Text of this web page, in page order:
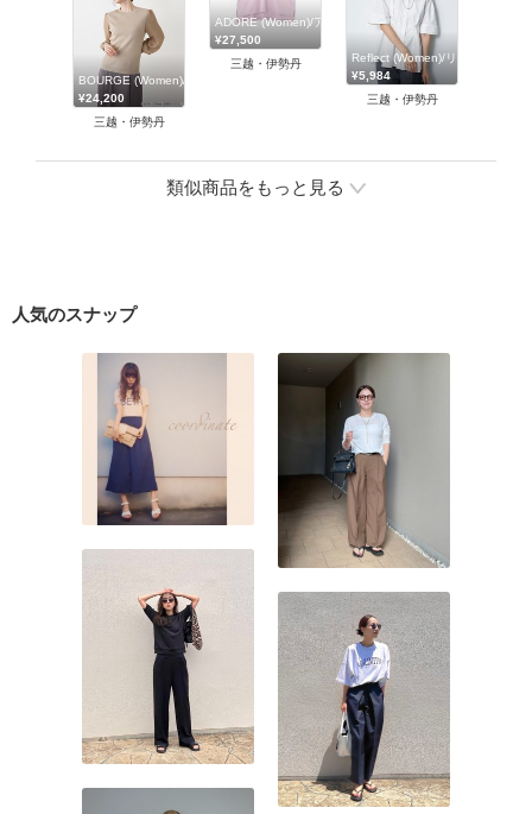
ADORE (Women)/アドーア
¥27,500
三越・伊勢丹
Reflect (Women)/リフレクト
¥5,984
三越・伊勢丹
BOURGE (Women)/ブールジュ
¥24,200
三越・伊勢丹
類似商品をもっと見る
人気のスナップ